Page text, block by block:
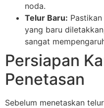
noda.
Telur Baru:
yang baru
sangat
Persiapan
Penetasan
Sebelum menetaskan